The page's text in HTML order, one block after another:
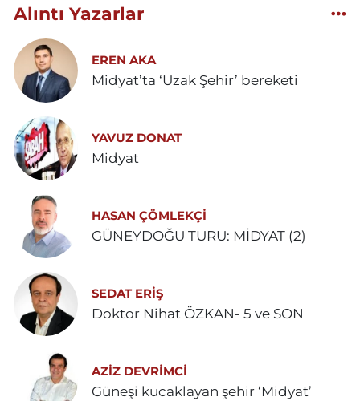
Alıntı Yazarlar
EREN AKA
Midyat’ta ‘Uzak Şehir’ bereketi
YAVUZ DONAT
Midyat
HASAN ÇÖMLEKÇİ
GÜNEYDOĞU TURU: MİDYAT (2)
SEDAT ERİŞ
Doktor Nihat ÖZKAN- 5 ve SON
AZIZ DEVRIMCI
Güneşi kucaklayan şehir ‘Midyat’